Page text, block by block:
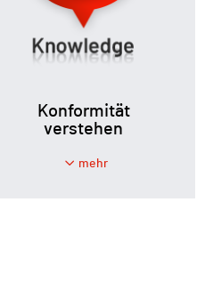
Konformität
verstehen
mehr